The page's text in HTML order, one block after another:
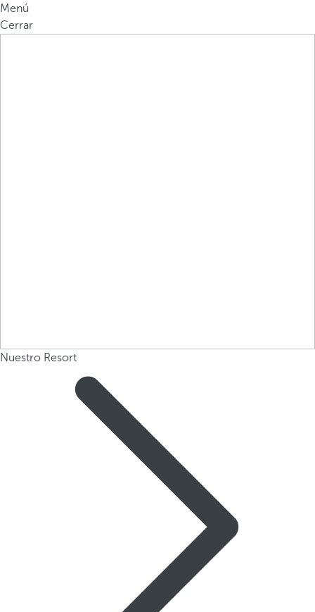
Menú
Cerrar
Nuestro Resort